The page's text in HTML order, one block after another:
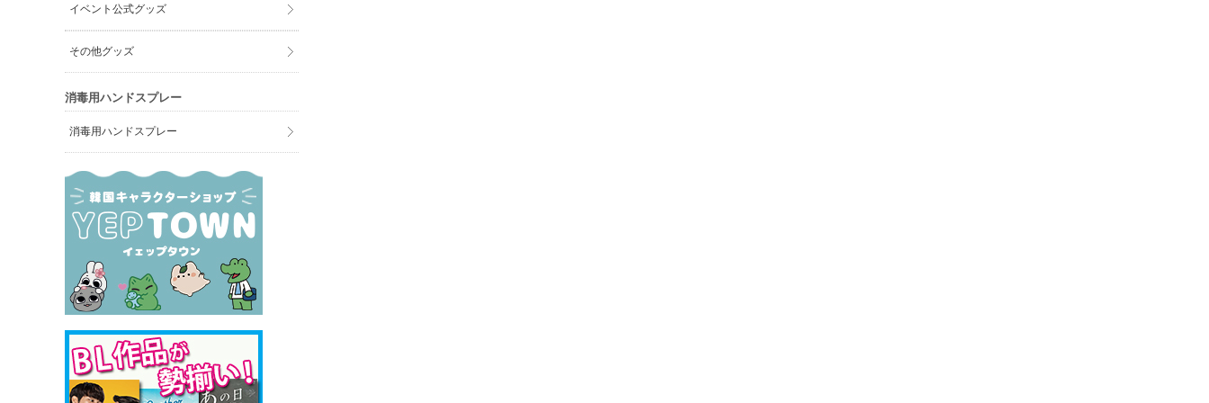
イベント公式グッズ
その他グッズ
消毒用ハンドスプレー
消毒用ハンドスプレー